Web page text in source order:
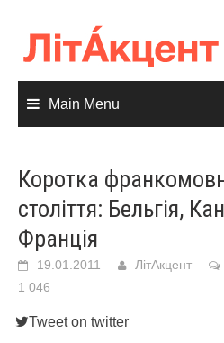
content
Main Menu
Коротка
століття: Бельгія,
Франція
19.01.2011 ЛітАкцент
1 046
Tweet on twitter